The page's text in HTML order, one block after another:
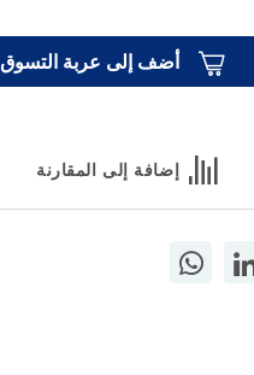
أضف إلى عربة التسوق
إضافة إلى المقارنة